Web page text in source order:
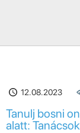
12.08.2023
Tanulj bosni
alatt: